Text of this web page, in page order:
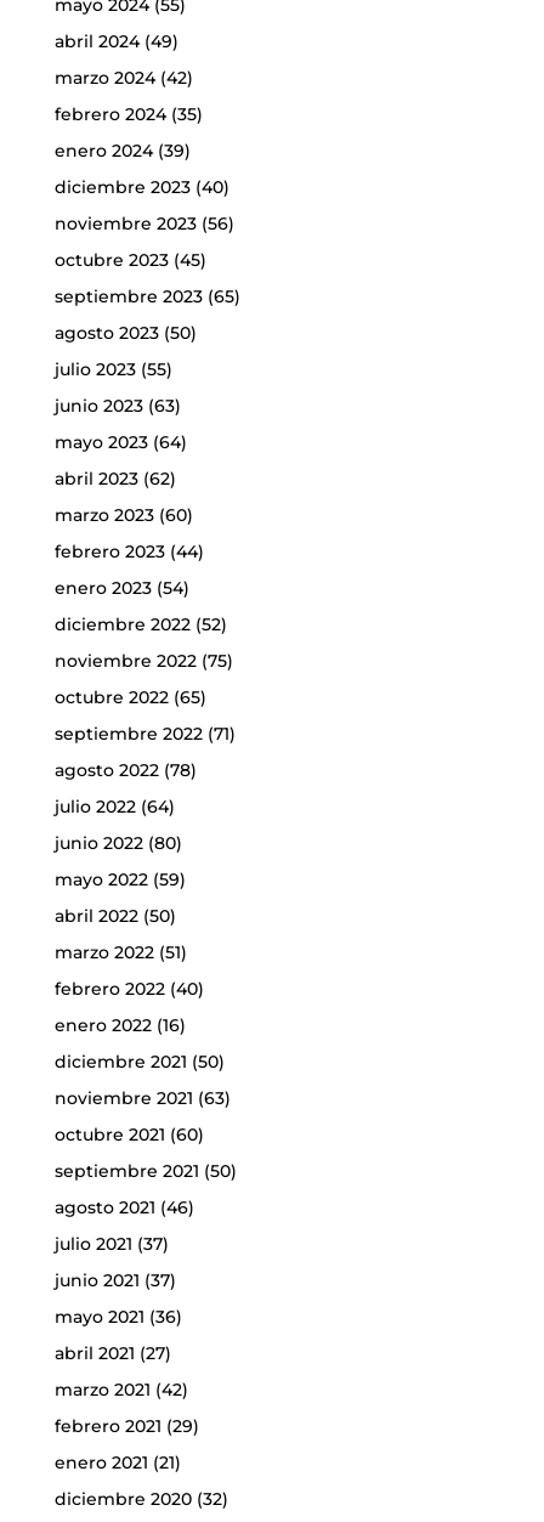
mayo 2024(55)
abril 2024(49)
marzo 2024(42)
febrero 2024(35)
enero 2024(39)
diciembre 2023(40)
noviembre 2023(56)
octubre 2023(45)
septiembre 2023(65)
agosto 2023(50)
julio 2023(55)
junio 2023(63)
mayo 2023(64)
abril 2023(62)
marzo 2023(60)
febrero 2023(44)
enero 2023(54)
diciembre 2022(52)
noviembre 2022(75)
octubre 2022(65)
septiembre 2022(71)
agosto 2022(78)
julio 2022(64)
junio 2022(80)
mayo 2022(59)
abril 2022(50)
marzo 2022(51)
febrero 2022(40)
enero 2022(16)
diciembre 2021 (50)
noviembre 2021 (63)
octubre 2021 (60)
septiembre 2021 (50)
agosto 2021 (46)
julio 2021 (37)
junio 2021 (37)
mayo 2021 (36)
abril 2021 (27)
marzo 2021 (42)
febrero 2021 (29)
enero 2021 (21)
diciembre 2020(32)